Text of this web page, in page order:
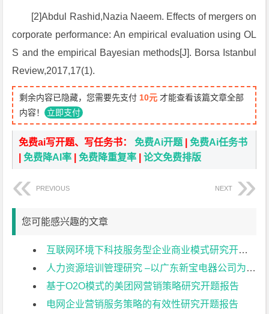
[2]Abdul Rashid,Nazia Naeem. Effects of mergers on
corporate performance: An empirical evaluation using OL
S and the empirical Bayesian methods[J]. Borsa Istanbul
Review,2017,17(1).
剩余内容已隐藏，您需要先支付 10元 才能查看该篇文章全部
内容！ 立即支付
免费ai写开题、写任务书：免费Ai开题 |免费Ai任务书
|免费降AI率 |免费降重复率 |论文免费排版
PREVIOUS NEXT
您可能感兴趣的文章
互联网环境下科技服务型企业商业模式研究开题报告
人力资源培训管理研究 –以广东新宝电器公司为例开题报告
基于O2O模式的美团网营销策略研究开题报告
电网企业营销服务策略的有效性研究开题报告